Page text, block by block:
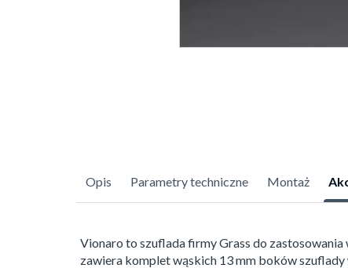
Opis Parametry techniczne Montaż
Vionaro to szuflada firmy Grass do
zawiera komplet wąskich 13 mm boków szuflady